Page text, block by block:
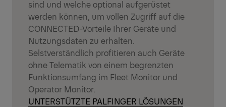
sind und welche optional aufgerüstet
werden können, um vollen Zugriff auf die
CONNECTED-Vorteile Ihrer Geräte und
Nutzungsdaten zu erhalten.
Selstverständlich profitieren auch Geräte
ohne Telematik von einem begrenzten
Funktionsumfang im Fleet Monitor und
Operator Monitor.
UNTERSTÜTZTE PALFINGER LÖSUNGEN